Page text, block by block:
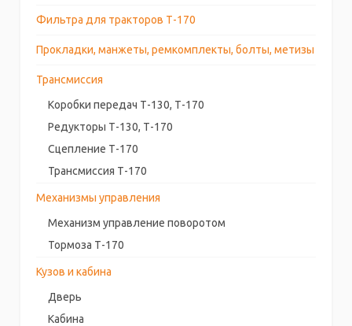
Фильтра для тракторов Т-170
Прокладки, манжеты, ремкомплекты, болты, метизы
Трансмиссия
Коробки передач Т-130, Т-170
Редукторы Т-130, Т-170
Сцепление Т-170
Трансмиссия Т-170
Механизмы управления
Механизм управление поворотом
Тормоза Т-170
Кузов и кабина
Дверь
Кабина